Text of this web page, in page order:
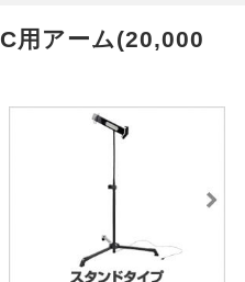
用アーム(20,000